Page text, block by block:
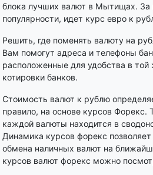
блока лучших валют в Мытищах. За
популярности, идет курс евро к
Решить, где поменять валюту на
Вам помогут адреса и телефоны
расположенные для удобства в той
котировки банков.
Стоимость валют к рублю
правило, на основе курсов Форекс.
каждой валюты находится в
Динамика курсов форекс позволяет
обмена наличных валют на
курсов валют форекс можно